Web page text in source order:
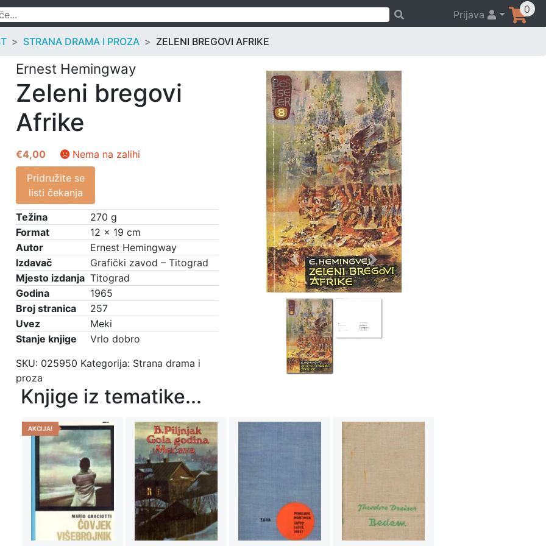
Prijava 0
STRANA DRAMA I PROZA ZELENI BREGOVI AFRIKE
Ernest Hemingway
Zeleni bregovi
Afrike
€4,00
Nema na zalihi
Pridružite se
listi čekanja
Težina
270 g
Format
12 × 19 cm
Autor
Ernest Hemingway
Izdavač
Grafički zavod – Titograd
Mjesto izdanja Titograd
Godina
1965
Broj stranica
257
Uvez
Meki
Stanje knjige
Vrlo dobro
SKU: 025950 Kategorija: Strana drama i
proza
Previous Next
Knjige iz tematike...
AKCIJA!